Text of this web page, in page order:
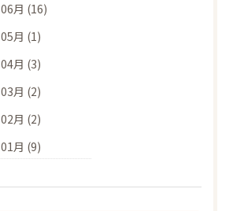
06月 (16)
05月 (1)
04月 (3)
03月 (2)
02月 (2)
01月 (9)